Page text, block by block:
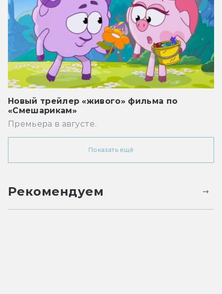
Новый трейлер «живого» фильма по
«Смешарикам»
Премьера в августе.
Показать ещё
Рекомендуем